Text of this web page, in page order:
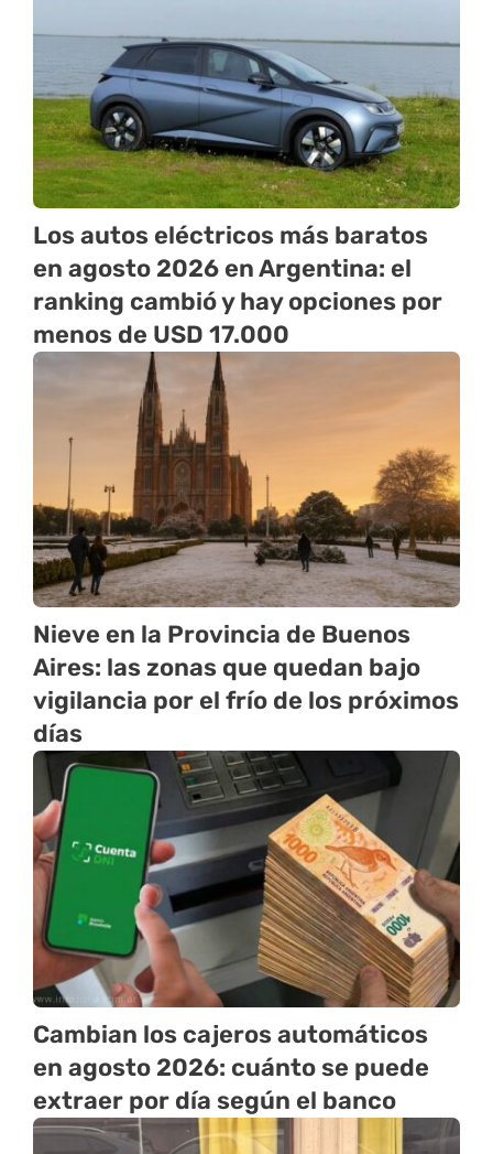
Los autos eléctricos más baratos
en agosto 2026 en Argentina: el
ranking cambió y hay opciones por
menos de USD 17.000
Nieve en la Provincia de Buenos
Aires: las zonas que quedan bajo
vigilancia por el frío de los próximos
días
Cambian los cajeros automáticos
en agosto 2026: cuánto se puede
extraer por día según el banco